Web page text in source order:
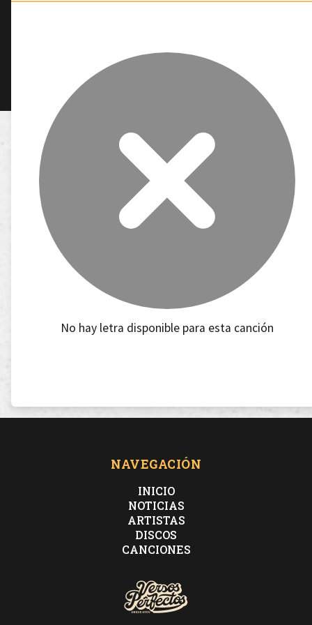
No hay letra disponible para esta canción
NAVEGACIÓN
INICIO
NOTICIAS
ARTISTAS
DISCOS
CANCIONES